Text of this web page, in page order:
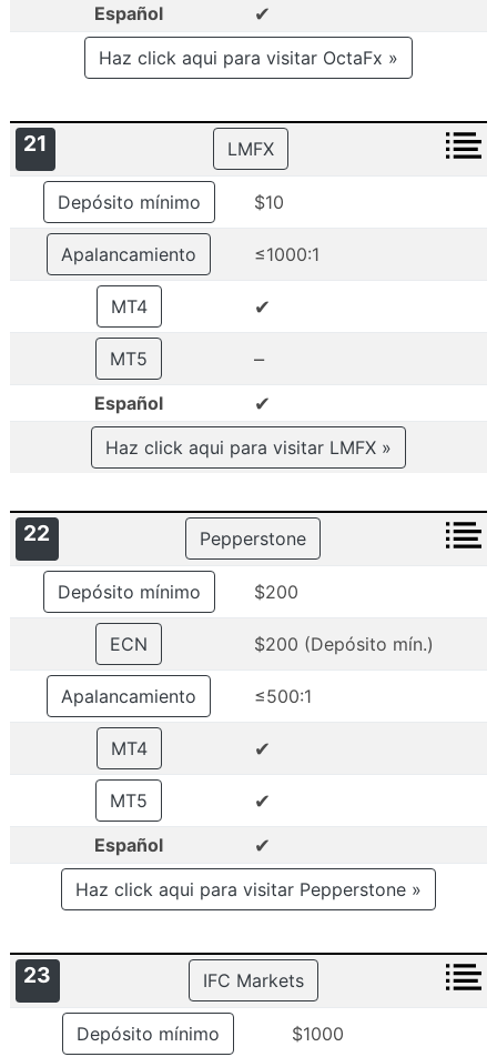
Español ✔
Haz click aqui para visitar OctaFx »
21 LMFX
Depósito mínimo $10
Apalancamiento ≤1000:1
MT4 ✔
MT5 –
Español ✔
Haz click aqui para visitar LMFX »
22 Pepperstone
Depósito mínimo $200
ECN $200 (Depósito mín.)
Apalancamiento ≤500:1
MT4 ✔
MT5 ✔
Español ✔
Haz click aqui para visitar Pepperstone »
23 IFC Markets
Depósito mínimo $1000